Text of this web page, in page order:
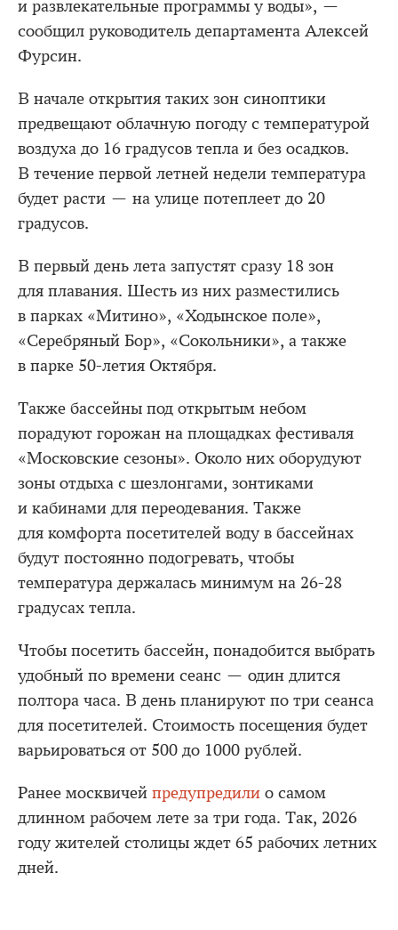
и развлекательные программы у воды», —
сообщил руководитель департамента Алексей
Фурсин.
В начале открытия таких зон синоптики
предвещают облачную погоду с температурой
воздуха до 16 градусов тепла и без осадков.
В течение первой летней недели температура
будет расти — на улице потеплеет до 20
градусов.
В первый день лета запустят сразу 18 зон
для плавания. Шесть из них разместились
в парках «Митино», «Ходынское поле»,
«Серебряный Бор», «Сокольники», а также
в парке 50-летия Октября.
Также бассейны под открытым небом
порадуют горожан на площадках фестиваля
«Московские сезоны». Около них оборудуют
зоны отдыха с шезлонгами, зонтиками
и кабинами для переодевания. Также
для комфорта посетителей воду в бассейнах
будут постоянно подогревать, чтобы
температура держалась минимум на 26-28
градусах тепла.
Чтобы посетить бассейн, понадобится выбрать
удобный по времени сеанс — один длится
полтора часа. В день планируют по три сеанса
для посетителей. Стоимость посещения будет
варьироваться от 500 до 1000 рублей.
Ранее москвичей предупредили о самом
длинном рабочем лете за три года. Так, 2026
году жителей столицы ждет 65 рабочих летних
дней.